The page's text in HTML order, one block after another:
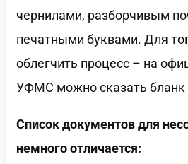
чернилами, разборчивым
печатными буквами. Для
облегчить процесс – на
УФМС можно сказать бланк
Список документов для
немного отличается: